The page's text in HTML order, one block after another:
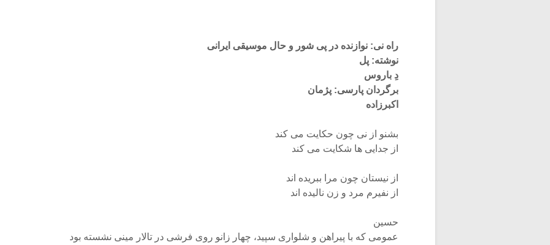
راه نی: نوازنده در پی شور و حال موسیقی ایرانی
نوشته: پل
دِ باروس
برگردان پارسی: پژمان
اکبرزاده
بشنو از نی چون حکایت می کند
از جدایی ها شکایت می کند
از نیستان چون مرا ببریده اند
از نفیرم مرد و زن نالیده اند
حسین
عمومی که با پیراهن و شلواری سپید‏‎، چهار زانو روی فرشی در تالار مینی نشسته بود